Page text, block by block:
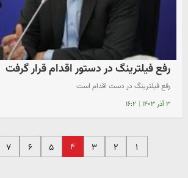
رفع فیلترینگ در دستور اقدام قرار گرفت
ر‌فع فیلترینگ در دست اقدام است
۳ آذر ۱۴۰۳ | ۱۶:۲
۱ ۲ ۳ ۴ ۵ ۶ ۷